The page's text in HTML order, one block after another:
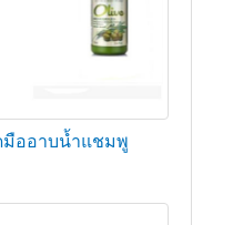
ออาบน้ำแชมพู